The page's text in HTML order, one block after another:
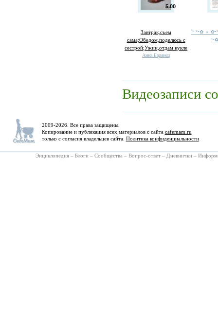
5.00
Завтрак,съем
сама;Обедом,поделюсь с
сестрой;Ужин,отдам кукле
Анна Баранец
`” °•✿ ☼
Видеозаписи
2009-2026. Все права защищены.
Копирование и публикация всех материалов с сайта cafemam.ru
только с согласия владельцев сайта. Политика конфиденциальности
Энциклопедия – Блоги – Сообщества – Вопрос-ответ – Дневнички –